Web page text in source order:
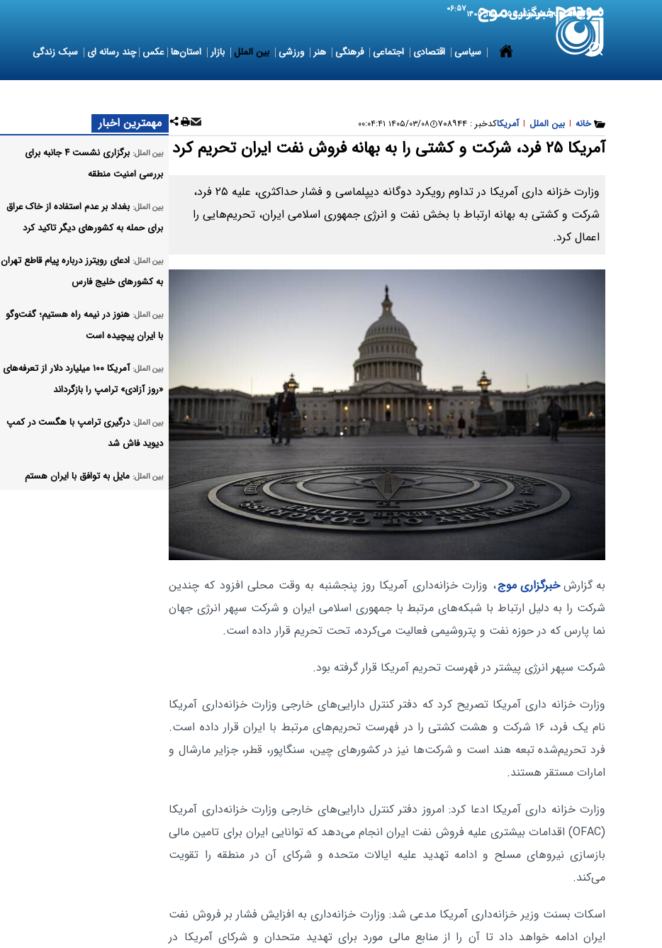
6 August 2026 پنجشنبه ۱۵ مرداد ۱۴۰۵ ۰۶:۵۷
سیاسی اقتصادی اجتماعی فرهنگی هنر ورزشی بین الملل بازار استان‌ها عکس چند رسانه ای سبک زندگی
خانه | بین الملل | آمریکاکدخبر : ۷۰۸۹۴۴ ۱۴۰۵/۰۳/۰۸ ۰۰:۰۴:۴۱
آمریکا ۲۵ فرد، شرکت و کشتی را به بهانه فروش نفت ایران تحریم کرد
وزارت خزانه داری آمریکا در تداوم رویکرد دوگانه دیپلماسی و فشار حداکثری، علیه ۲۵ فرد،
شرکت و کشتی به بهانه ارتباط با بخش نفت و انرژی جمهوری اسلامی ایران، تحریم‌هایی را
اعمال کرد.
به گزارشخبرگزاری موج، وزارت خزانه‌داری آمریکا روز پنجشنبه به وقت محلی افزود که چندین
شرکت را به دلیل ارتباط با شبکه‌های مرتبط با جمهوری اسلامی ایران و شرکت سپهر انرژی جهان
نما پارس که در حوزه نفت و پتروشیمی فعالیت می‌کرده، تحت تحریم قرار داده است.
شرکت سپهر انرژی پیشتر در فهرست تحریم آمریکا قرار گرفته بود.
وزارت خزانه داری آمریکا تصریح کرد که دفتر کنترل دارایی‌های خارجی وزارت خزانه‌داری آمریکا
نام یک فرد، ۱۶ شرکت و هشت کشتی را در فهرست تحریم‌های مرتبط با ایران قرار داده است.
فرد تحریم‌شده تبعه هند است و شرکت‌ها نیز در کشورهای چین، سنگاپور، قطر، جزایر مارشال و
امارات مستقر هستند.
وزارت خزانه داری آمریکا ادعا کرد: امروز دفتر کنترل دارایی‌های خارجی وزارت خزانه‌داری آمریکا
(OFAC) اقدامات بیشتری علیه فروش نفت ایران انجام می‌دهد که توانایی ایران برای تامین مالی
بازسازی نیروهای مسلح و ادامه تهدید علیه ایالات متحده و شرکای آن در منطقه را تقویت
می‌کند.
اسکات بسنت وزیر خزانه‌داری آمریکا مدعی شد: وزارت خزانه‌داری به افزایش فشار بر فروش نفت
ایران ادامه خواهد داد تا آن را از منابع مالی مورد برای تهدید متحدان و شرکای آمریکا در
مهمترین اخبار
بین الملل:
برگزاری نشست ۴ جانبه برای
بررسی امنیت منطقه
بین الملل: بغداد بر عدم استفاده از خاک عراق
برای حمله به کشورهای دیگر تاکید کرد
بین الملل: ادعای رویترز درباره پیام قاطع تهران
به کشورهای خلیج فارس
بین الملل: هنوز در نیمه راه هستیم؛ گفت‌وگو
با ایران پیچیده است
بین الملل:
آمریکا ۱۰۰ میلیارد دلار از تعرفه‌های
«روز آزادی» ترامپ را بازگرداند
بین الملل: درگیری ترامپ با هگست در کمپ
دیوید فاش شد
بین الملل: مایل به توافق با ایران هستم